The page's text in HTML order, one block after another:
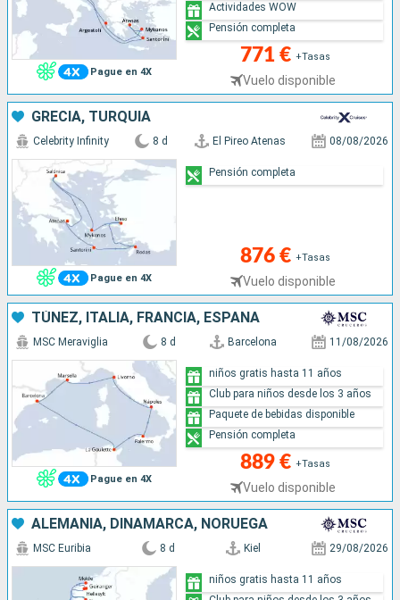
Pague en 4X
771 € +Tasas
Vuelo disponible
Actividades WOW
Pensión completa
GRECIA, TURQUÍA
Pague en 4X
Celebrity Infinity 8 d El Pireo Atenas 08/08/2026
876 € +Tasas
Vuelo disponible
Pensión completa
TÚNEZ, ITALIA, FRANCIA, ESPAÑA
Pague en 4X
MSC Meraviglia 8 d Barcelona 11/08/2026
889 € +Tasas
Vuelo disponible
niños gratis hasta 11 años
Club para niños desde los 3 años
Paquete de bebidas disponible
Pensión completa
ALEMANIA, DINAMARCA, NORUEGA
MSC Euribia 8 d Kiel 29/08/2026
niños gratis hasta 11 años